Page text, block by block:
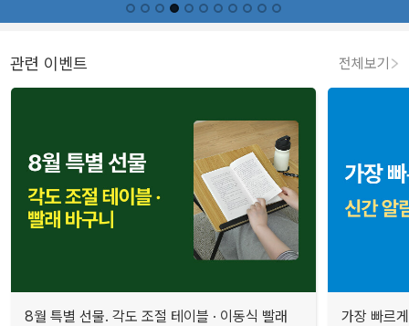
관련 이벤트 전체보기
8월 특별 선물. 각도 조절 테이블 · 이동식 빨래
가장 빠르